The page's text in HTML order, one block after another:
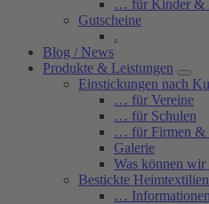
… für Kinder &
Gutscheine
.
Blog / News
Produkte & Leistungen
Einstickungen nach
… für Vereine
… für Schulen
… für Firmen &
Galerie
Was können wir
Bestickte
… Informationen